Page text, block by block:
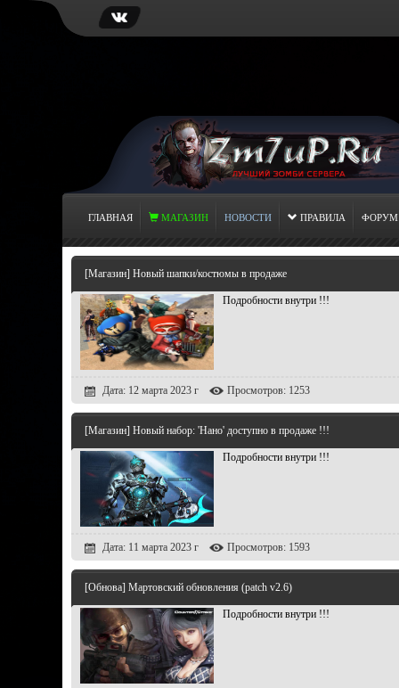
ГЛАВНАЯ МАГАЗИН НОВОСТИ ПРАВИЛА ФОРУМ
[Магазин] Новый шапки/костюмы в продаже
Подробности внутри !!!
Дата: 12 марта 2023 г Просмотров: 1253
[Магазин] Новый набор: 'Нано' доступно в продаже !!!
Подробности внутри !!!
Дата: 11 марта 2023 г Просмотров: 1593
[Обнова] Мартовский обновления (patch v2.6)
Подробности внутри !!!